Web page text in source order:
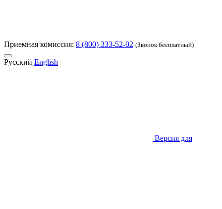
Приемная комиссия: 8 (800) 333-52-02 (Звонок бесплатный)
Русский English
Версия для